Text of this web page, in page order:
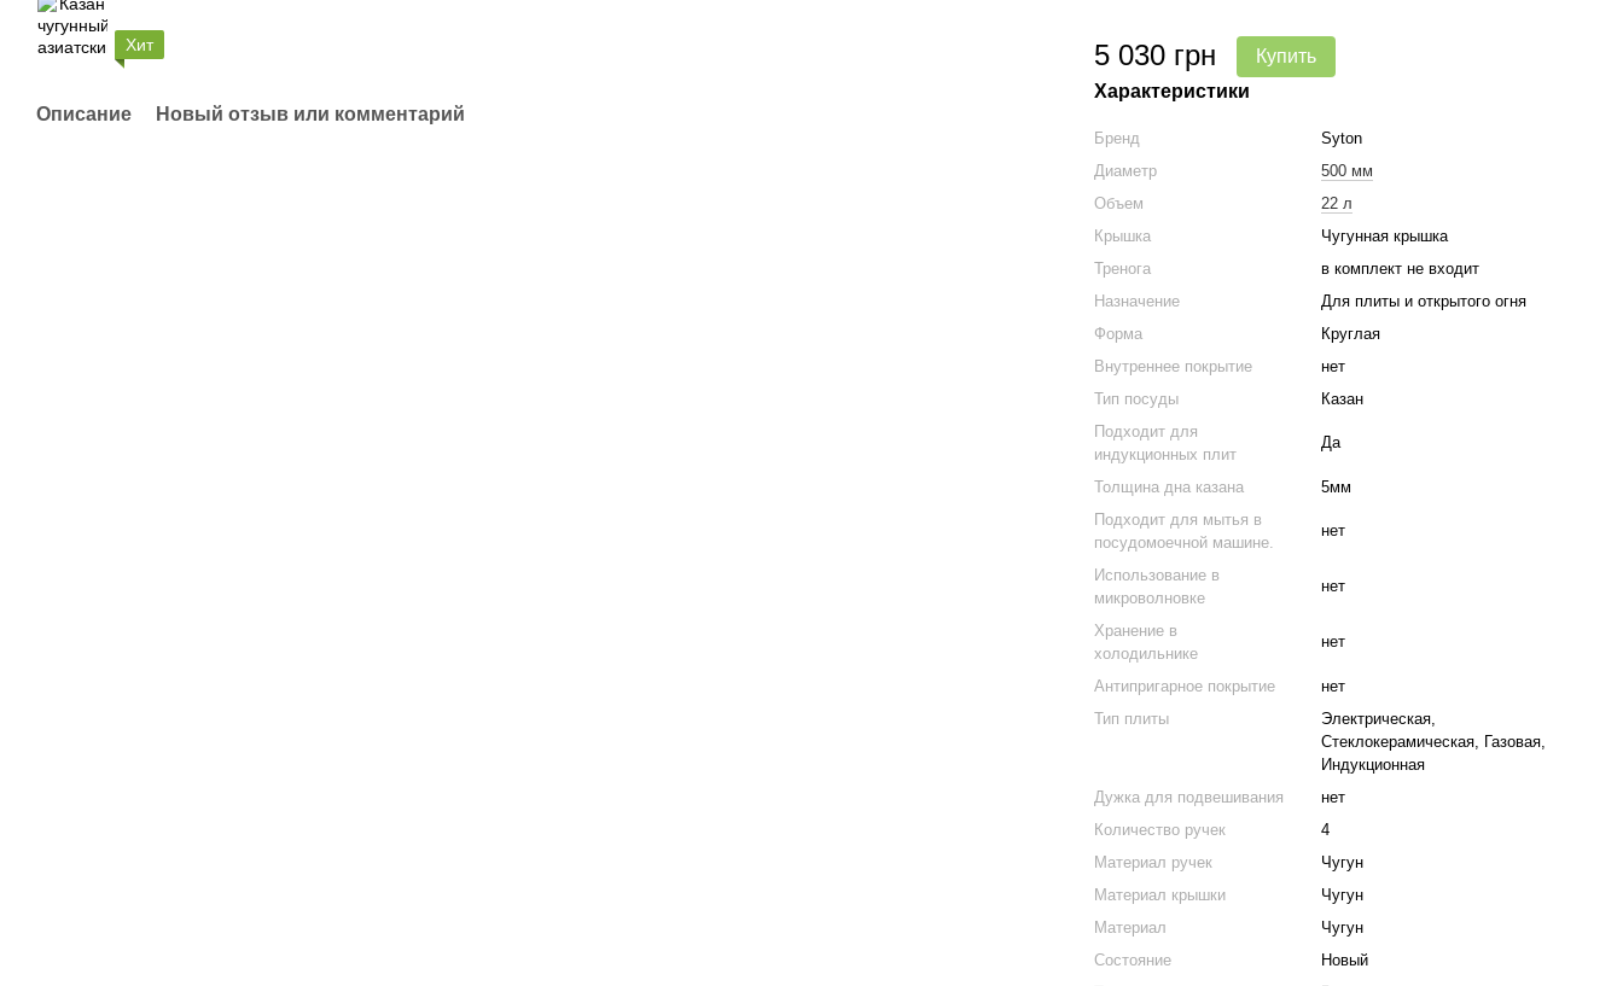
Хит
Описание Новый отзыв или комментарий
5 030 грн
Купить
Характеристики
Бренд
Syton
Диаметр
500 мм
Объем
22 л
Крышка
Чугунная крышка
Тренога
в комплект не входит
Назначение
Для плиты и открытого огня
Форма
Круглая
Внутреннее покрытие
нет
Тип посуды
Казан
Подходит для
индукционных плит
Да
Толщина дна казана
5мм
Подходит для мытья в
посудомоечной машине.
нет
Использование в
микроволновке
нет
Хранение в
холодильнике
нет
Антипригарное покрытие
нет
Тип плиты
Электрическая,
Стеклокерамическая, Газовая,
Индукционная
Дужка для подвешивания
нет
Количество ручек
4
Материал ручек
Чугун
Материал крышки
Чугун
Материал
Чугун
Состояние
Новый